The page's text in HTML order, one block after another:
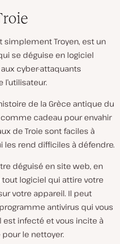
simplementTroyen, est un
se déguise en logiciel
cyber-attaquants
l’utilisateur.
de la Grèce antique du
cadeau pour envahir
de Troie sont faciles à
les rend difficiles à défendre.
déguisé en site web, en
logiciel qui attire votre
votre appareil. Il peut
antivirus qui vous
infecté et vous incite à
le nettoyer.